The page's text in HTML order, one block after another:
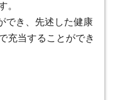
。
でき、先述した健康
充当することができ